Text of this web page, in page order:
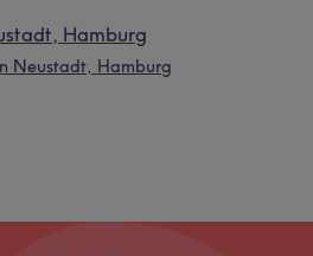
Hamburg
Neustadt, Hamburg